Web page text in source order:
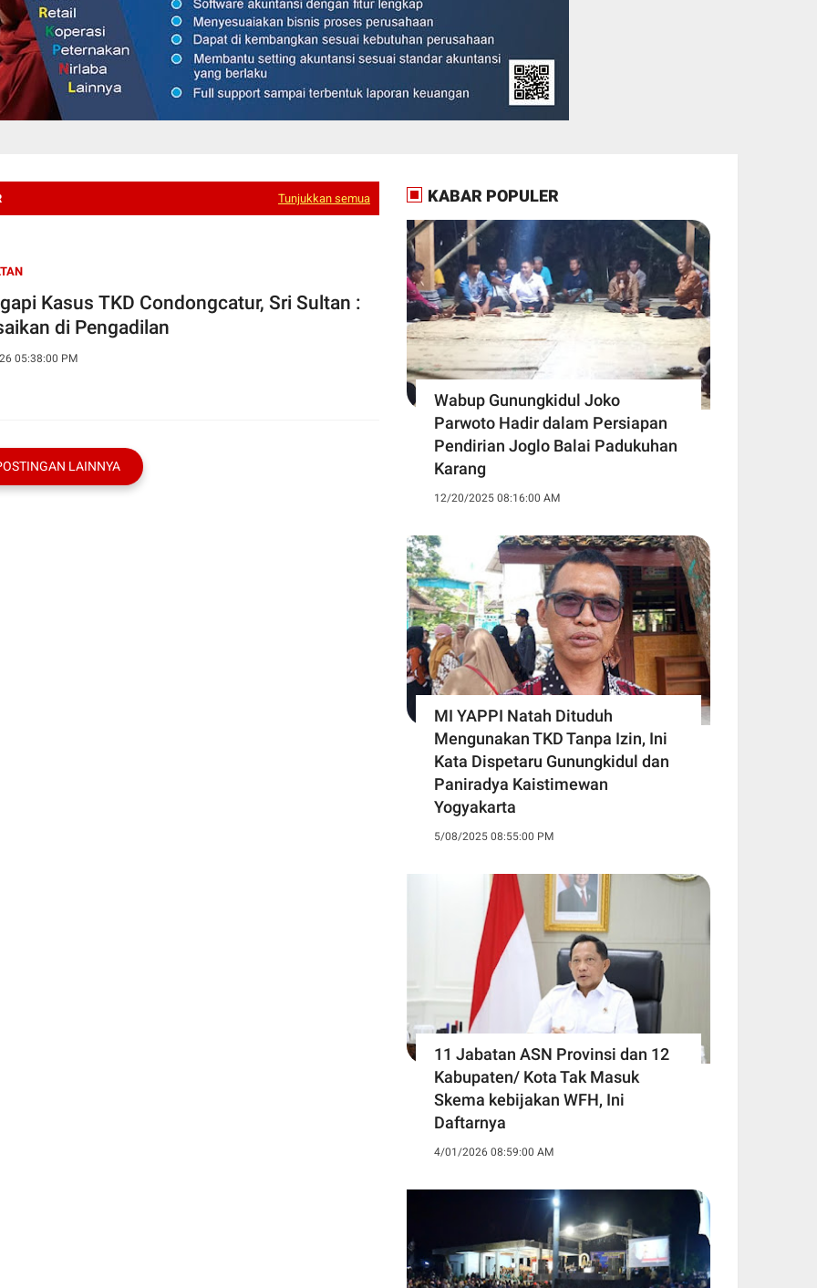
Tunjukkan semua
Kasus TKD Condongcatur, Sri Sultan :
05:38:00 PM
LAINNYA
KABAR POPULER
Wabup Gunungkidul Joko
Parwoto Hadir dalam Persiapan
Pendirian Joglo Balai Padukuhan
Karang
12/20/2025 08:16:00 AM
MI YAPPI Natah Dituduh
Mengunakan TKD Tanpa Izin, Ini
Kata Dispetaru Gunungkidul dan
Paniradya Kaistimewan
Yogyakarta
5/08/2025 08:55:00 PM
11 Jabatan ASN Provinsi dan 12
Kabupaten/ Kota Tak Masuk
Skema kebijakan WFH, Ini
Daftarnya ‎
4/01/2026 08:59:00 AM